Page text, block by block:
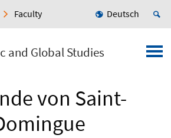
Faculty Deutsch
and Global Studies
von Saint-